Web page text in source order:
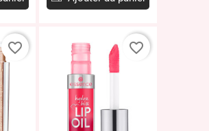
favorite_border favorite_border